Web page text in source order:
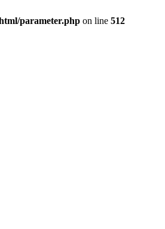
parameter.php on line 512